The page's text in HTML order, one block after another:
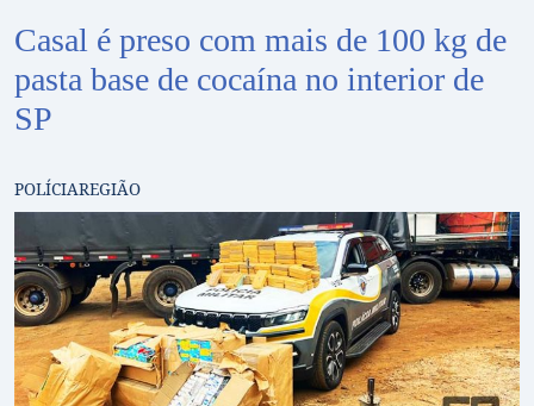
Casal é preso com mais de 100 kg de
pasta base de cocaína no interior de
SP
POLÍCIAREGIÃO